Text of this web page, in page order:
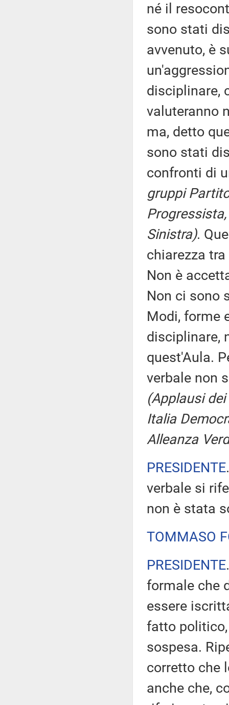
né il
sono stati
avvenuto, è
disciplinare,
valuteranno
ma, detto
sono stati
confronti di
gruppi
Sinistra).
chiarezza
Non è
Non ci sono
Modi, forme
disciplinare,
quest'Aula.
verbale non
(Applausi
Italia
Alleanza
PRESIDENTE
verbale si
non è stata
TOMMASO
PRESIDENTE
formale che
essere
fatto
sospesa.
corretto che
anche che,